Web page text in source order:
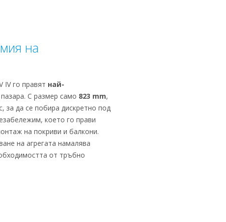
на
IV го правят най-
С размер само 823 mm,
за да се побира дискретно под
което го прави
на покриви и балкони.
на агрегата намалява
от тръбно